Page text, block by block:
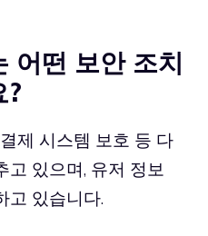
어떤 보안 조치
?
제 시스템 보호 등 다
고 있으며, 유저 정보
고 있습니다.